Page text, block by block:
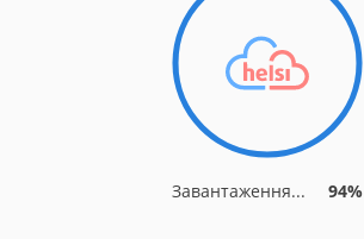
Завантаження... 94%